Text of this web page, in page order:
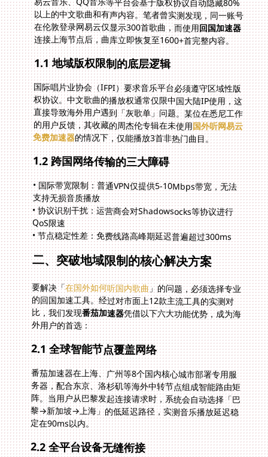
在伦敦登录网易云仅显示300首歌曲，而使用回国加速器
连接上海节点后，曲库立即恢复至1600+首完整内容。
1.1 地域版权限制的底层逻辑
国际唱片业协会（IFPI）要求音乐平台必须遵守区域性版
权协议。中文歌曲的播放权通常仅限中国大陆IP使用，这
直接导致海外用户遇到「灰歌单」问题。某位在悉尼工作
的用户反馈，其收藏的周杰伦专辑在未使用国外听网易云
免费加速器的情况下，仅能播放3首非热门曲目。
1.2 跨国网络传输的三大障碍
• 国际带宽限制：普通VPN仅提供5-10Mbps带宽，无法
支持无损音质播放
• 协议识别干扰：运营商会对Shadowsocks等协议进行
QoS限速
• 节点稳定性差：免费线路高峰期延迟普遍超过300ms
二、突破地域限制的核心解决方案
要解决「在国外如何听国内歌曲」的问题，必须选择专业
的回国加速工具。经过对市面上12款主流工具的实测对
比，我们发现番茄加速器凭借以下六大功能优势，成为海
外用户的首选：
2.1 全球智能节点覆盖网络
番茄加速器在上海、广州等8个国内核心城市部署专用服
务器，配合东京、洛杉矶等海外中转节点组成智能路由矩
阵。当用户从巴黎发起连接请求时，系统会自动选择「巴
黎→新加坡→上海」的低延迟路径，实测音乐播放延迟稳
定在90ms以内。
2.2 全平台设备无缝衔接